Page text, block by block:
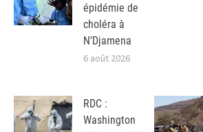
épidémie de
choléra à
N’Djamena
6 août 2026
RDC :
Washington